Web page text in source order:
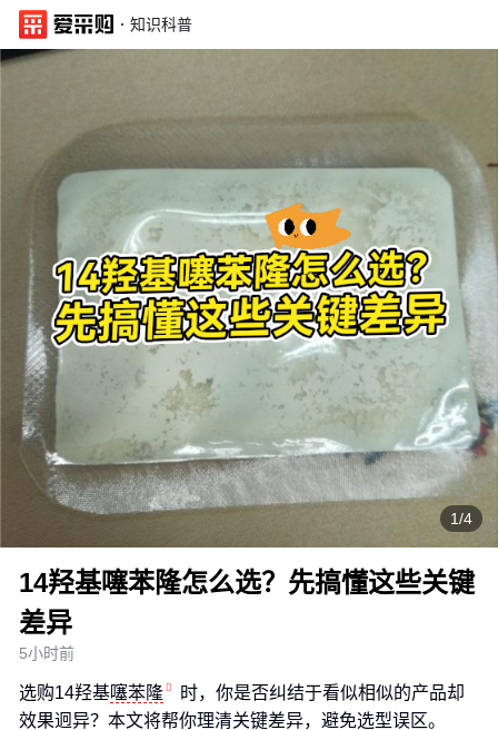
· 知识科普
1/4
14羟基噻苯隆怎么选？先搞懂这些关键
差异
5小时前
选购14羟基噻苯隆
时，你是否纠结于看似相似的产品却
效果迥异？本文将帮你理清关键差异，避免选型误区。